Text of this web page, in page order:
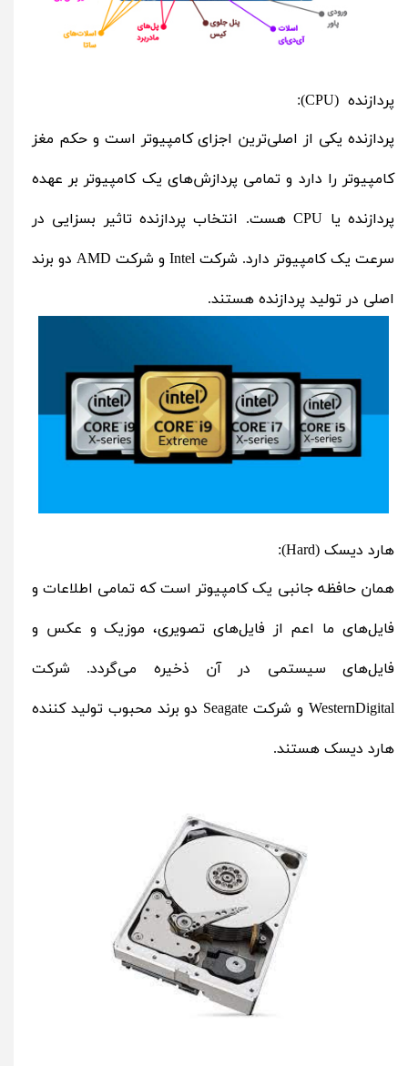
پردازنده (CPU):
پردازنده یکی از اصلی‌ترین اجزای کامپیوتر است و حکم مغز
کامپیوتر را دارد و تمامی پردازش‌های یک کامپیوتر بر عهده
پردازنده یا CPU هست. انتخاب پردازنده تاثیر بسزایی در
سرعت یک کامپیوتر دارد. شرکت Intel و شرکت AMD دو برند
اصلی در تولید پردازنده هستند.
هارد دیسک (Hard):
همان حافظه جانبی یک کامپیوتر است که تمامی اطلاعات و
فایل‌های ما اعم از فایل‌های تصویری، موزیک و عکس و
فایل‌های سیستمی در آن ذخیره می‌گردد. شرکت
WesternDigital و شرکت Seagate دو برند محبوب تولید کننده
هارد دیسک هستند.